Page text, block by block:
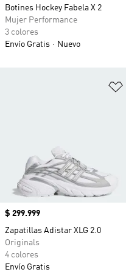
Precio
$ 299.999
Zapatillas Adistar XLG 2.0
Originals
4 colores
Envío Gratis
Botines Hockey Fabela X 2
Mujer Performance
3 colores
Envío Gratis
Nuevo